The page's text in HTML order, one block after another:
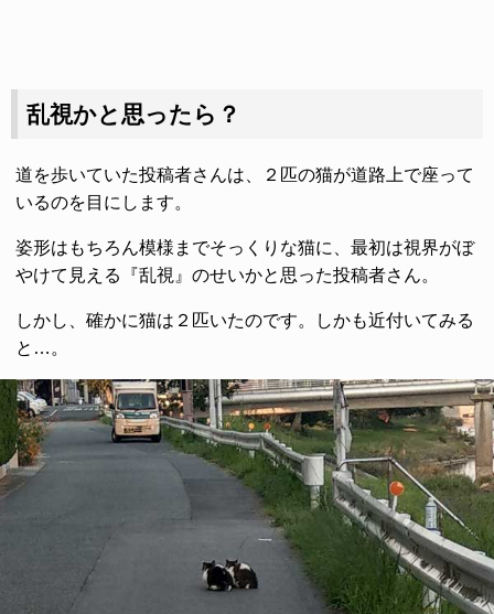
乱視かと思ったら？
道を歩いていた投稿者さんは、２匹の猫が道路上で座って
いるのを目にします。
姿形はもちろん模様までそっくりな猫に、最初は視界がぼ
やけて見える『乱視』のせいかと思った投稿者さん。
しかし、確かに猫は２匹いたのです。しかも近付いてみる
と…。